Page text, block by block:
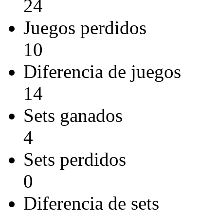
24
Juegos perdidos
10
Diferencia de juegos
14
Sets ganados
4
Sets perdidos
0
Diferencia de sets